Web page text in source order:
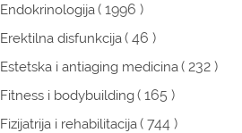
Endokrinologija( 1996 )
Erektilna disfunkcija( 46 )
Estetska i antiaging medicina( 232 )
Fitness i bodybuilding( 165 )
Fizijatrija i rehabilitacija( 744 )